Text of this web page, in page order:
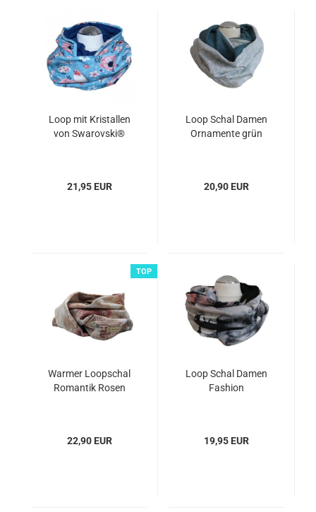
Loop mit Kristallen
von Swarovski®
21,95 EUR
Loop Schal Damen
Ornamente grün
20,90 EUR
TOP
Warmer Loopschal
Romantik Rosen
22,90 EUR
Loop Schal Damen
Fashion
19,95 EUR